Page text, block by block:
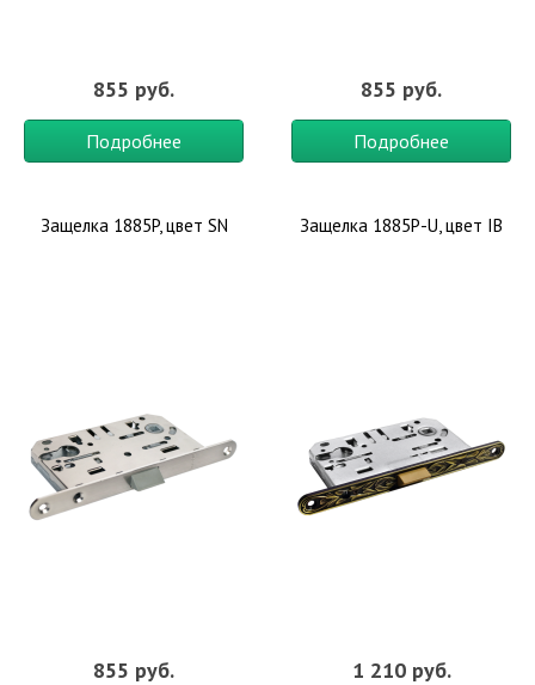
855 руб.
Подробнее
855 руб.
Подробнее
Защелка 1885P, цвет SN
855 руб.
Защелка 1885P-U, цвет IB
1 210 руб.